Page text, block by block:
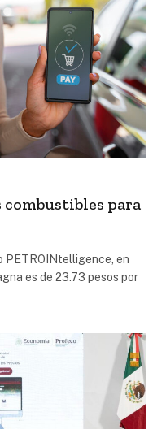
para
PETROINtelligence, en
es de 23.73 pesos por